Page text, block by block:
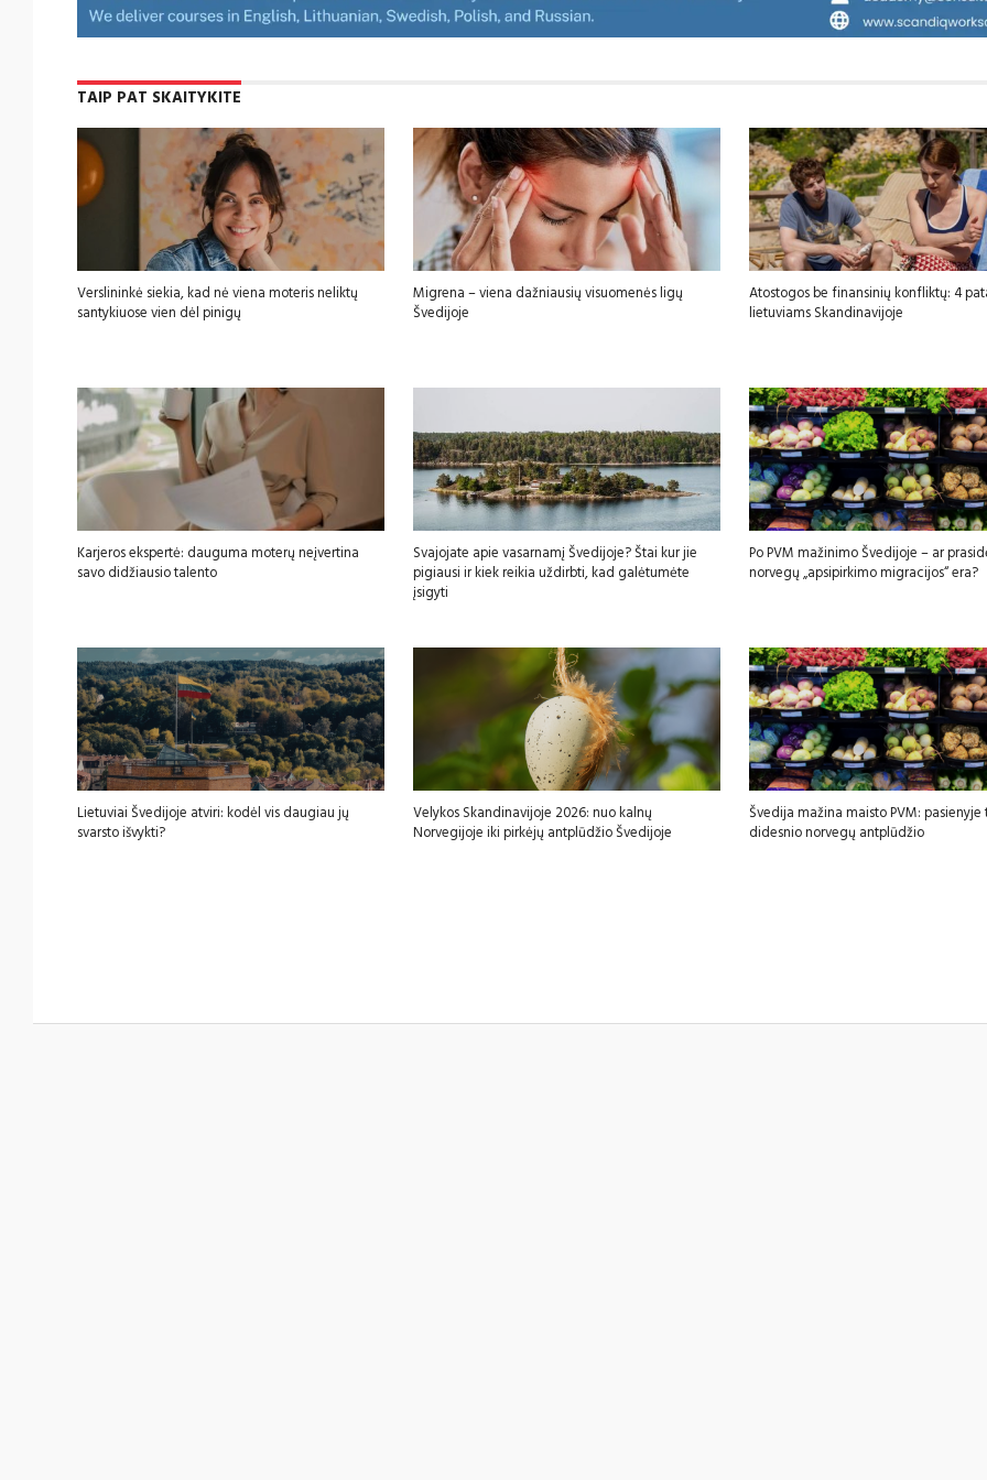
TAIP PAT SKAITYKITE
Verslininkė siekia, kad nė viena moteris neliktų
santykiuose vien dėl pinigų
Migrena – viena dažniausių visuomenės ligų
Švedijoje
Atostogos be finansinių konfliktų: 4
lietuviams Skandinavijoje
Karjeros ekspertė: dauguma moterų neįvertina
savo didžiausio talento
Svajojate apie vasarnamį Švedijoje? Štai kur jie
pigiausi ir kiek reikia uždirbti, kad galėtumėte
įsigyti
Po PVM mažinimo Švedijoje – ar
norvegų „apsipirkimo migracijos“ era?
Lietuviai Švedijoje atviri: kodėl vis daugiau jų
svarsto išvykti?
Velykos Skandinavijoje 2026: nuo kalnų
Norvegijoje iki pirkėjų antplūdžio Švedijoje
Švedija mažina maisto PVM:
didesnio norvegų antplūdžio